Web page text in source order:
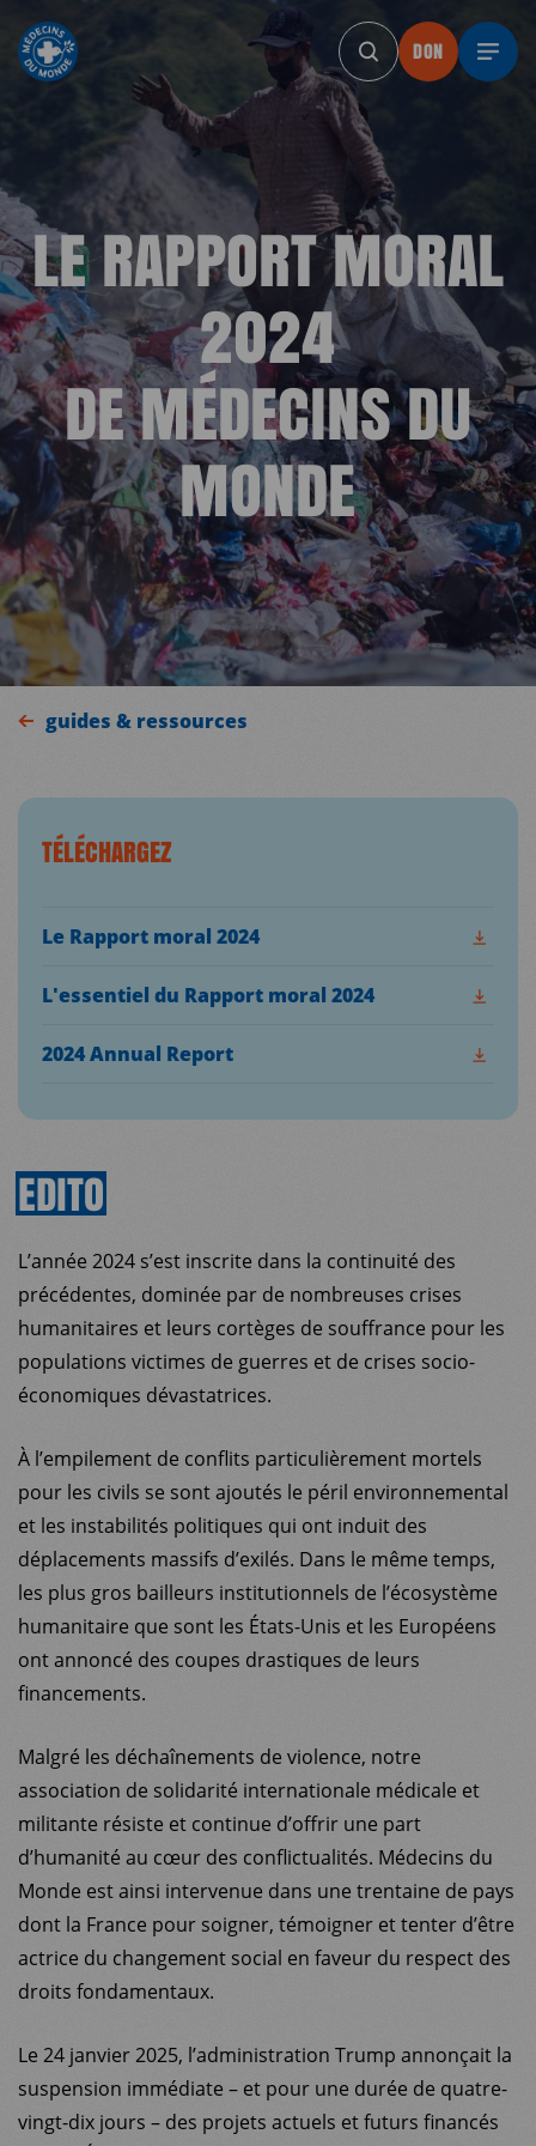
DON DON DON DON
DON
MDM
SUR LE TERRAIN
LE RAPPORT MORAL
2024
DE MÉDECINS DU
MONDE
guides & ressources
TÉLÉCHARGEZ
Le Rapport moral 2024
L'essentiel du Rapport moral 2024
2024 Annual Report
EDITO
L’année 2024 s’est inscrite dans la continuité des
précédentes, dominée par de nombreuses crises
humanitaires et leurs cortèges de souffrance pour les
populations victimes de guerres et de crises socio-
économiques dévastatrices.
À l’empilement de conflits particulièrement mortels
pour les civils se sont ajoutés le péril environnemental
et les instabilités politiques qui ont induit des
déplacements massifs d’exilés. Dans le même temps,
les plus gros bailleurs institutionnels de l’écosystème
humanitaire que sont les États-Unis et les Européens
ont annoncé des coupes drastiques de leurs
financements.
Malgré les déchaînements de violence, notre
association de solidarité internationale médicale et
militante résiste et continue d’offrir une part
d’humanité au cœur des conflictualités. Médecins du
Monde est ainsi intervenue dans une trentaine de pays
dont la France pour soigner, témoigner et tenter d’être
actrice du changement social en faveur du respect des
droits fondamentaux.
Le 24 janvier 2025, l’administration Trump annonçait la
suspension immédiate – et pour une durée de quatre-
vingt-dix jours – des projets actuels et futurs financés